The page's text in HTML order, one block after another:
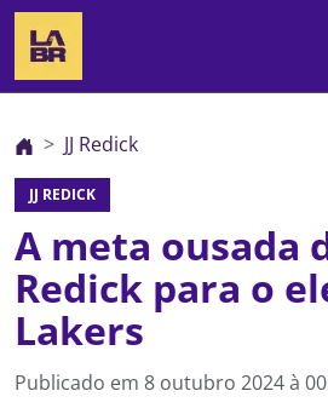
JJ Redick
JJ REDICK
A meta ousada
Redick para o
Lakers
Publicado em 8 outubro 2024 à